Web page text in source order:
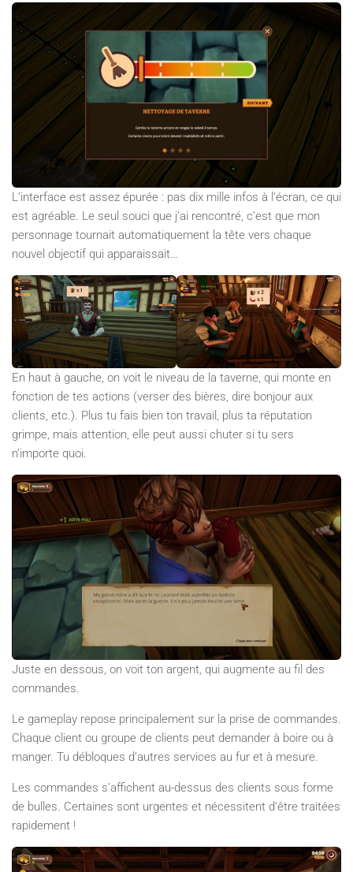
L’interface est assez épurée : pas dix mille infos à l’écran, ce qui
est agréable. Le seul souci que j’ai rencontré, c’est que mon
personnage tournait automatiquement la tête vers chaque
nouvel objectif qui apparaissait…
En haut à gauche, on voit le niveau de la taverne, qui monte en
fonction de tes actions (verser des bières, dire bonjour aux
clients, etc.). Plus tu fais bien ton travail, plus ta réputation
grimpe, mais attention, elle peut aussi chuter si tu sers
n’importe quoi.
Juste en dessous, on voit ton argent, qui augmente au fil des
commandes.
Le gameplay repose principalement sur la prise de commandes.
Chaque client ou groupe de clients peut demander à boire ou à
manger. Tu débloques d’autres services au fur et à mesure.
Les commandes s’affichent au-dessus des clients sous forme
de bulles. Certaines sont urgentes et nécessitent d’être traitées
rapidement !